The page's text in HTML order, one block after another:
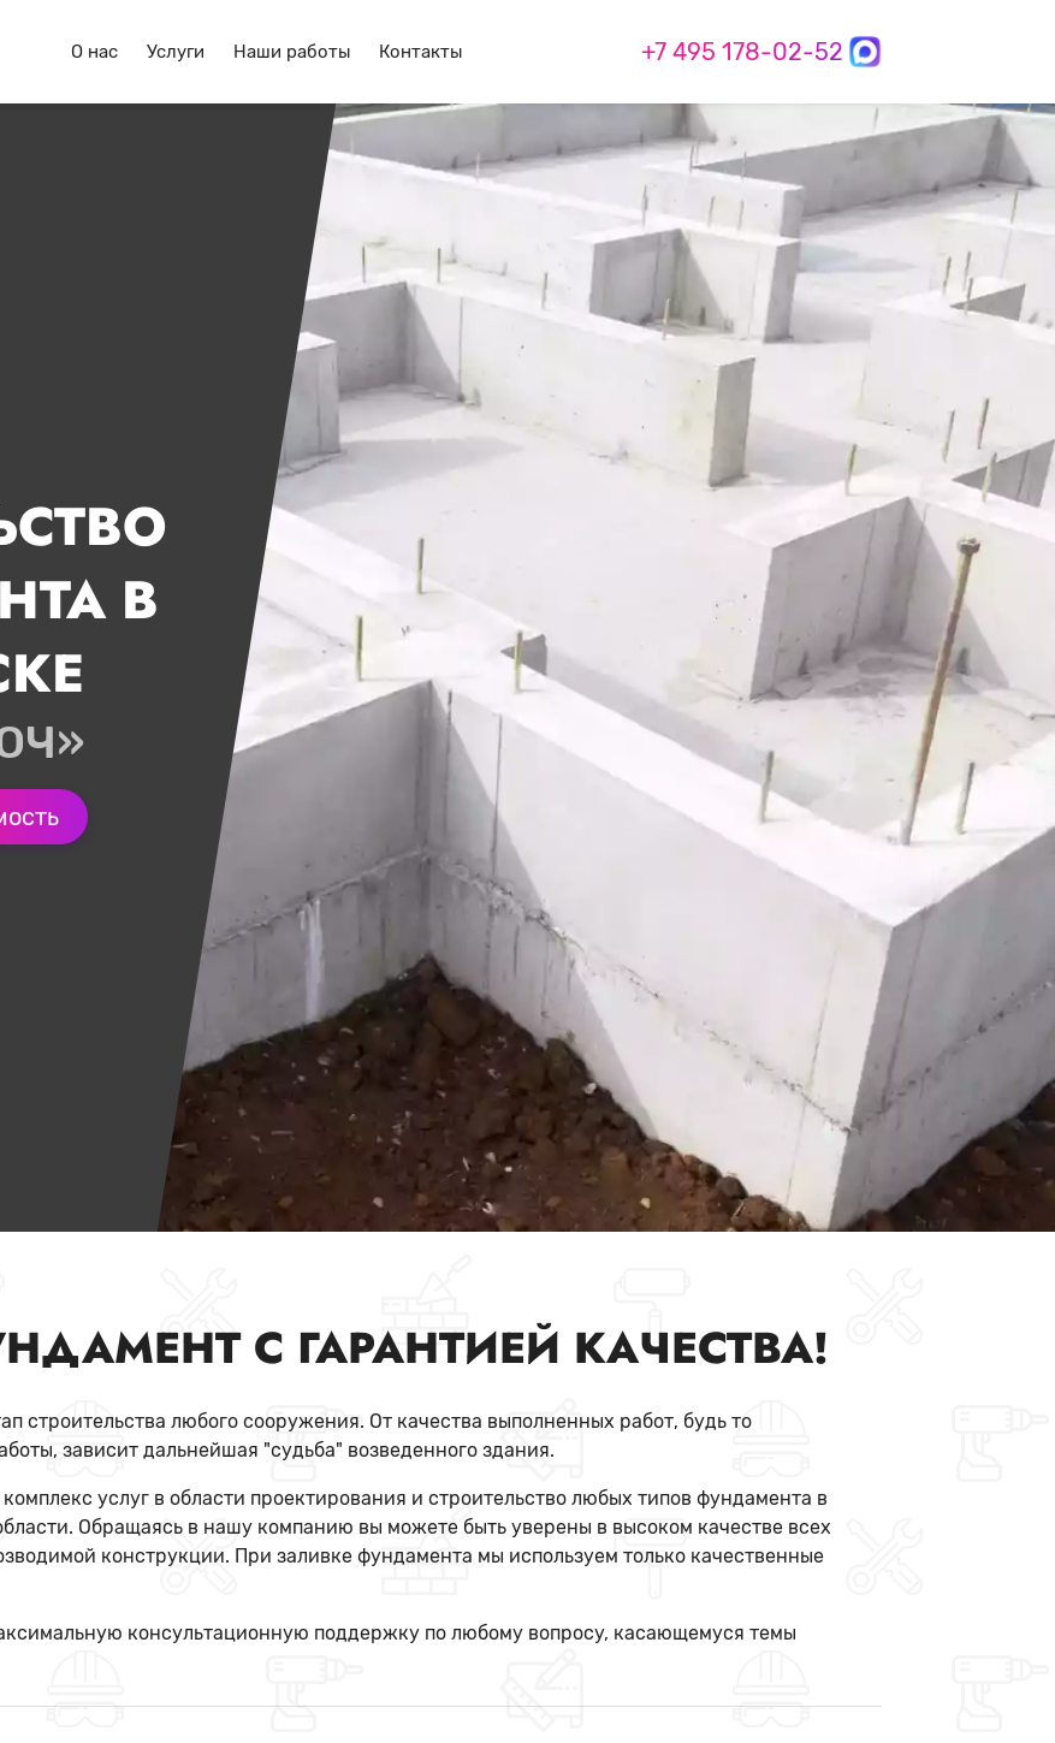
О нас Услуги Наши работы Контакты +7 495 178-02-52
В
С ГАРАНТИЕЙ КАЧЕСТВА!
строительства любого сооружения. От качества выполненных работ, будь то
зависит дальнейшая "судьба" возведенного здания.
услуг в области проектирования и строительство любых типов фундамента в
Обращаясь в нашу компанию вы можете быть уверены в высоком качестве всех
конструкции. При заливке фундамента мы используем только качественные
консультационную поддержку по любому вопросу, касающемуся темы